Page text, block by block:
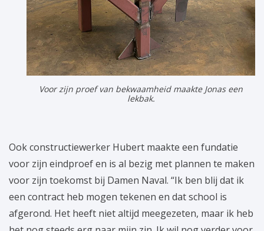
Voor zijn proef van bekwaamheid maakte Jonas een
lekbak.
Ook constructiewerker Hubert maakte een fundatie
voor zijn eindproef en is al bezig met plannen te maken
voor zijn toekomst bij Damen Naval. “Ik ben blij dat ik
een contract heb mogen tekenen en dat school is
afgerond. Het heeft niet altijd meegezeten, maar ik heb